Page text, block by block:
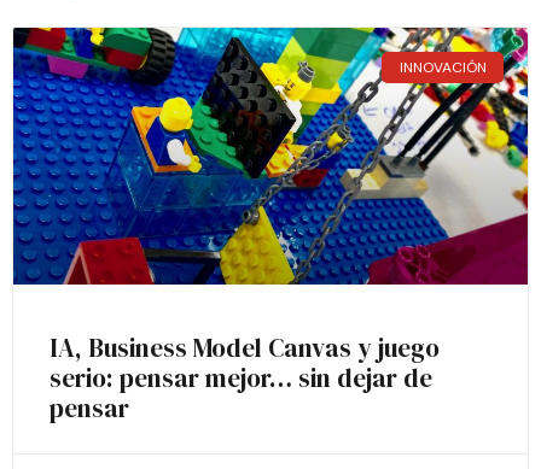
INNOVACIÓN
IA, Business Model Canvas y juego
serio: pensar mejor… sin dejar de
pensar